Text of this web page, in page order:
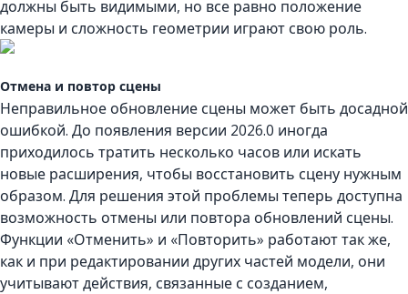
должны быть видимыми, но все равно положение
камеры и сложность геометрии играют свою роль.
Отмена и повтор сцены
Неправильное обновление сцены может быть досадной
ошибкой. До появления версии 2026.0 иногда
приходилось тратить несколько часов или искать
новые расширения, чтобы восстановить сцену нужным
образом. Для решения этой проблемы теперь доступна
возможность отмены или повтора обновлений сцены.
Функции «Отменить» и «Повторить» работают так же,
как и при редактировании других частей модели, они
учитывают действия, связанные с созданием,